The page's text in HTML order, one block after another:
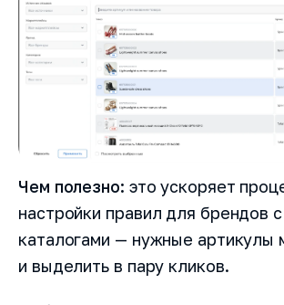
Чем полезно: это ускоряет
настройки правил для брендов
каталогами — нужные артикулы
и выделить в пару кликов.